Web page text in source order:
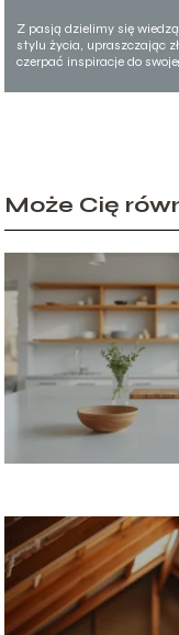
Z pasją dzielimy się
stylu życia, upraszczając
czerpać inspiracje do
Może Cię